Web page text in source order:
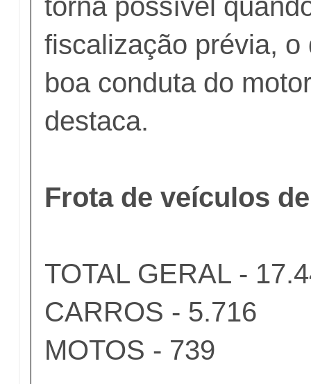
fiscalização prévia, o
boa conduta do
destaca.
Frota de veículos
TOTAL GERAL -
CARROS - 5.716
MOTOS - 739